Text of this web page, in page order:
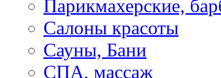
Парикмахерские,
Салоны красоты
Сауны, Бани
СПА, массаж